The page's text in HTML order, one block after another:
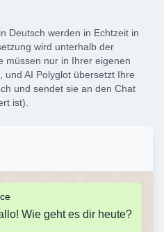
Deutsch werden in Echtzeit in
wird unterhalb der
müssen nur in Ihrer eigenen
und AI Polyglot übersetzt Ihre
und sendet sie an den Chat
ist).
Wie geht es dir heute?